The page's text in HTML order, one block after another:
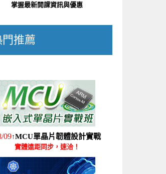
掌握最新開課資訊與優惠
門推薦
09↑MCU單晶片韌體設計實戰
實體遠距同步，速洽！